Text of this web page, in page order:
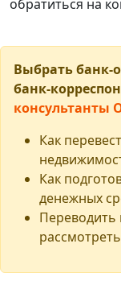
обратиться на
Выбрать банк-
банк-
консультанты
Как
Как
денежных
Переводить